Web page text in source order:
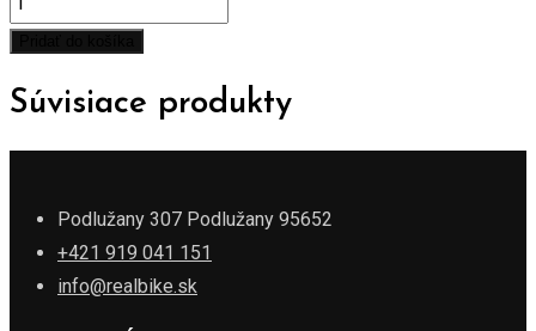
Súvisiace produkty
Podlužany 307 Podlužany 95652
+421 919 041 151
info@realbike.sk